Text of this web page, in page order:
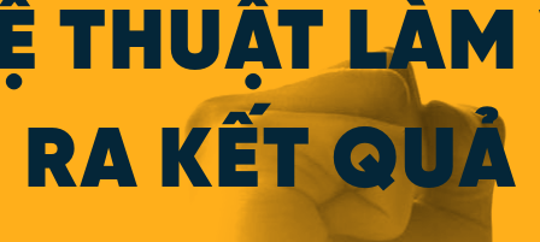
THUẬT
RA KẾT QUẢ